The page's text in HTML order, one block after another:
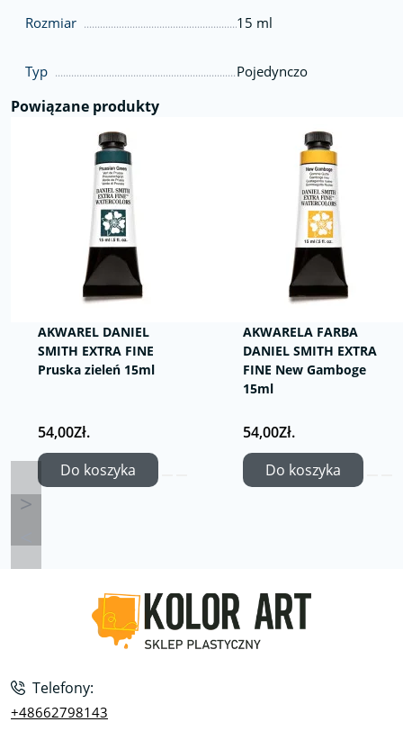
Rozmiar
15 ml
Typ Pojedynczo
Powiązane produkty
AKWAREL DANIEL
SMITH EXTRA FINE
Pruska zieleń 15ml
54,00Zł.
Do koszyka
AKWARELA FARBA
DANIEL SMITH EXTRA
FINE New Gamboge
15ml
54,00Zł.
Do koszyka
Telefony:
+48662798143